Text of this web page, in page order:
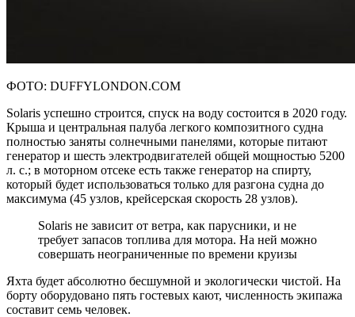
ФОТО: DUFFYLONDON.COM
Solaris успешно строится, спуск на воду состоится в 2020 году.
Крыша и центральная палуба легкого композитного судна
полностью заняты солнечными панелями, которые питают
генератор и шесть электродвигателей общей мощностью 5200
л. с.; в моторном отсеке есть также генератор на спирту,
который будет использоваться только для разгона судна до
максимума (45 узлов, крейсерская скорость 28 узлов).
Solaris не зависит от ветра, как парусники, и не
требует запасов топлива для мотора. На ней можно
совершать неограниченные по времени круизы
Яхта будет абсолютно бесшумной и экологически чистой. На
борту оборудовано пять гостевых кают, численность экипажа
составит семь человек.